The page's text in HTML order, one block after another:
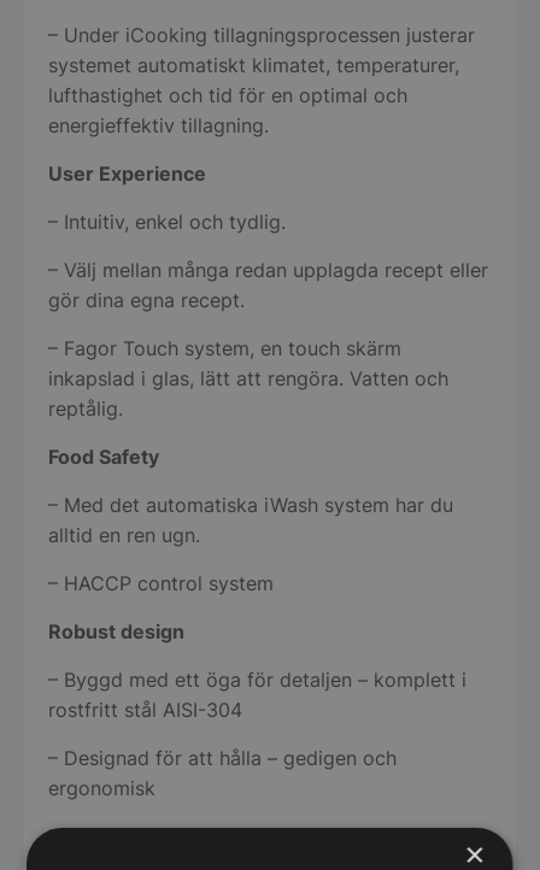
– Under iCooking tillagningsprocessen justerar
systemet automatiskt klimatet, temperaturer,
lufthastighet och tid för en optimal och
energieffektiv tillagning.
User Experience
– Intuitiv, enkel och tydlig.
– Välj mellan många redan upplagda recept eller
gör dina egna recept.
– Fagor Touch system, en touch skärm
inkapslad i glas, lätt att rengöra. Vatten och
reptålig.
Food Safety
– Med det automatiska iWash system har du
alltid en ren ugn.
– HACCP control system
Robust design
– Byggd med ett öga för detaljen – komplett i
rostfritt stål AISI-304
– Designad för att hålla – gedigen och
ergonomisk
FagorKonnect
×